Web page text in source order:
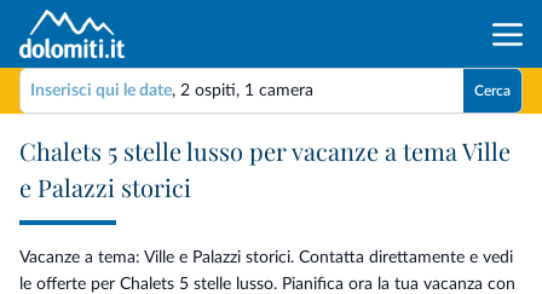
Inserisci qui le date, 2 ospiti, 1 camera Cerca
Chalets 5 stelle lusso per vacanze a tema Ville
e Palazzi storici
Vacanze a tema: Ville e Palazzi storici. Contatta direttamente e vedi
le offerte per Chalets 5 stelle lusso. Pianifica ora la tua vacanza con